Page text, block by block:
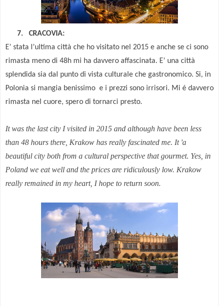
7. CRACOVIA:
E’ stata l’ultima città che ho visitato nel 2015 e anche se ci sono
rimasta meno di 48h mi ha davvero affascinata. E’ una città
splendida sia dal punto di vista culturale che gastronomico. Si, in
Polonia si mangia benissimo e i prezzi sono irrisori. Mi é davvero
rimasta nel cuore, spero di tornarci presto.
Itwas the lastcity I visited in 2015 and although have been less
than 48 hours there, Krakow has really fascinated me. It 'a
beautiful city both from a cultural perspective that gourmet. Yes, in
Poland we eat well and the prices are ridiculously low. Krakow
really remained in my heart, I hope to return soon.